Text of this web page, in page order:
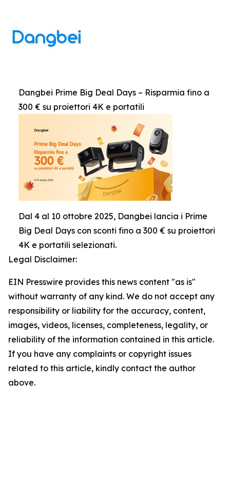
Dangbei Prime Big Deal Days – Risparmia fino a
300 € su proiettori 4K e portatili
Dal 4 al 10 ottobre 2025, Dangbei lancia i Prime
Big Deal Days con sconti fino a 300 € su proiettori
4K e portatili selezionati.
Legal Disclaimer:
EIN Presswire provides this news content "as is"
without warranty of any kind. We do not accept any
responsibility or liability for the accuracy, content,
images, videos, licenses, completeness, legality, or
reliability of the information contained in this article.
If you have any complaints or copyright issues
related to this article, kindly contact the author
above.